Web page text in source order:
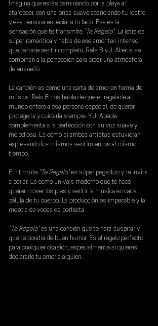
Imagina que estás caminando por la playa al
atardecer, con una brisa suave acariciando tu rostro
y esa persona especial a tu lado. Esa es la
sensación que te transmite "Te Regalo". La letra es
súper romántica y habla de ese amor tan intenso
que te hace sentir completo. Rels B y J. Abecia se
combinan a la perfección para crear una atmósfera
de ensueño.
La canción es como una carta de amor en forma de
música. Rels B nos habla de querer regalarle al
mundo entero a esa persona especial, de querer
protegerla y cuidarla siempre. Y J. Abecia
complementa a la perfección con su voz suave y
melodiosa. Es como si ambos artistas estuvieran
expresando los mismos sentimientos al mismo
tiempo.
El ritmo de "Te Regalo" es súper pegadizo y te invita
a bailar. Es como un vals moderno que te hace
querer mover los pies y sentir la música en cada
célula de tu cuerpo. La producción es impecable y la
mezcla de voces es perfecta.
"Te Regalo" es una canción que te hará suspirar y
que te pondrá de buen humor. Es el regalo perfecto
para cualquier ocasión, especialmente si quieres
declararle tu amor a alguien.